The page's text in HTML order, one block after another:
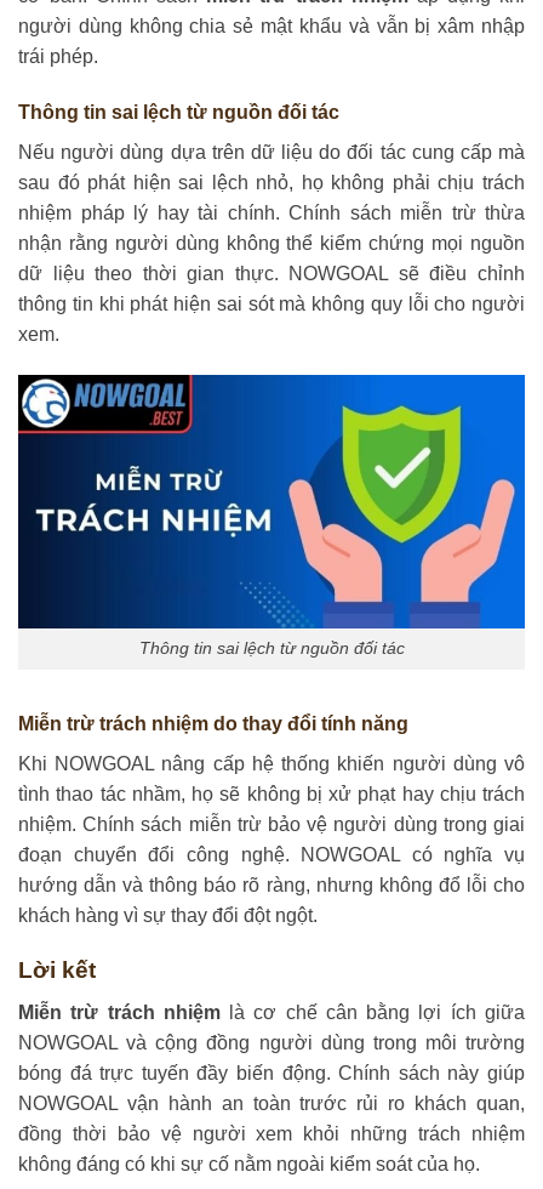
người dùng không chia sẻ mật khẩu và vẫn bị xâm nhập
trái phép.
Thông tin sai lệch từ nguồn đối tác
Nếu người dùng dựa trên dữ liệu do đối tác cung cấp mà
sau đó phát hiện sai lệch nhỏ, họ không phải chịu trách
nhiệm pháp lý hay tài chính. Chính sách miễn trừ thừa
nhận rằng người dùng không thể kiểm chứng mọi nguồn
dữ liệu theo thời gian thực. NOWGOAL sẽ điều chỉnh
thông tin khi phát hiện sai sót mà không quy lỗi cho người
xem.
Thông tin sai lệch từ nguồn đối tác
Miễn trừ trách nhiệm do thay đổi tính năng
Khi NOWGOAL nâng cấp hệ thống khiến người dùng vô
tình thao tác nhầm, họ sẽ không bị xử phạt hay chịu trách
nhiệm. Chính sách miễn trừ bảo vệ người dùng trong giai
đoạn chuyển đổi công nghệ. NOWGOAL có nghĩa vụ
hướng dẫn và thông báo rõ ràng, nhưng không đổ lỗi cho
khách hàng vì sự thay đổi đột ngột.
Lời kết
Miễn trừ trách nhiệmlà cơ chế cân bằng lợi ích giữa
NOWGOAL và cộng đồng người dùng trong môi trường
bóng đá trực tuyến đầy biến động. Chính sách này giúp
NOWGOAL vận hành an toàn trước rủi ro khách quan,
đồng thời bảo vệ người xem khỏi những trách nhiệm
không đáng có khi sự cố nằm ngoài kiểm soát của họ.